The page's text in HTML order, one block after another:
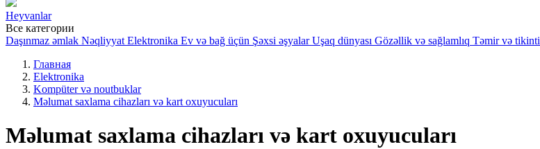
Heyvanlar
Все категории
Daşınmaz əmlak Nəqliyyat Elektronika Ev və bağ üçün Şəxsi əşyalar Uşaq dünyası Gözəllik və sağlamlıq Təmir və tikinti
Главная
Elektronika
Kompüter və noutbuklar
Məlumat saxlama cihazları və kart oxuyucuları
Məlumat saxlama cihazları və kart oxuyucuları